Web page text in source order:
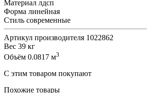
Материал лдсп
Форма линейная
Стиль современные
Артикул производителя 1022862
Вес 39 кг
Объём 0.0817 м3
С этим товаром покупают
Похожие товары